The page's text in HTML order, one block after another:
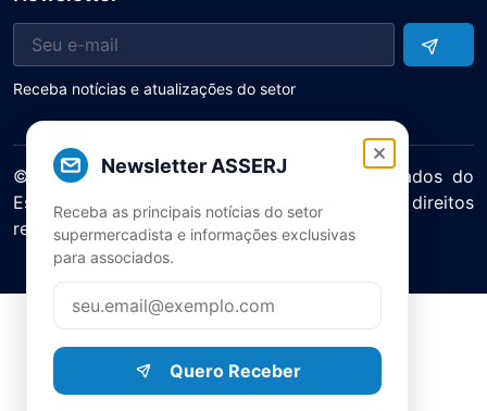
Newsletter ASSERJ
Receba as principais notícias do setor
supermercadista e informações exclusivas
para associados.
Quero Receber
Receba notícias e atualizações do setor
© 2025 ASERJ – Associação de Supermercados do
Estado do Rio de Janeiro. Todos os direitos
reservados.
Política de Privacidade Termos de Uso